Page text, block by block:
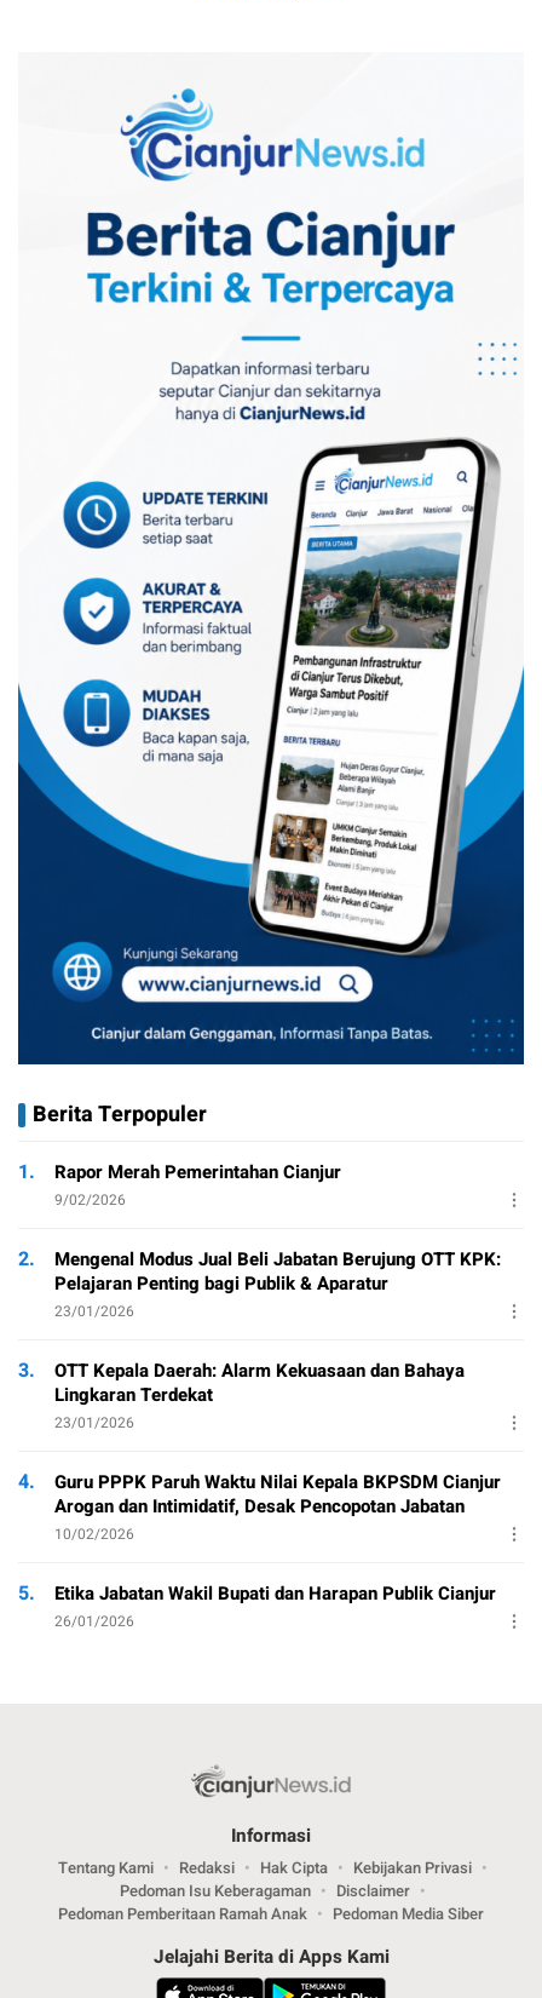
Berita Terpopuler
1. Rapor Merah Pemerintahan Cianjur
9/02/2026
2.
Mengenal Modus Jual Beli Jabatan Berujung OTT KPK:
Pelajaran Penting bagi Publik & Aparatur
23/01/2026
3.
OTT Kepala Daerah: Alarm Kekuasaan dan Bahaya
Lingkaran Terdekat
23/01/2026
4.
Guru PPPK Paruh Waktu Nilai Kepala BKPSDM Cianjur
Arogan dan Intimidatif, Desak Pencopotan Jabatan
10/02/2026
5. Etika Jabatan Wakil Bupati dan Harapan Publik Cianjur
26/01/2026
Informasi
Tentang Kami Redaksi Hak Cipta
Kebijakan Privasi
Pedoman Isu Keberagaman
Disclaimer
Pedoman Pemberitaan Ramah Anak
Pedoman Media Siber
Jelajahi Berita di Apps Kami